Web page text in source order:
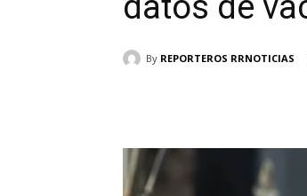
By REPORTEROS RRNOTICIAS